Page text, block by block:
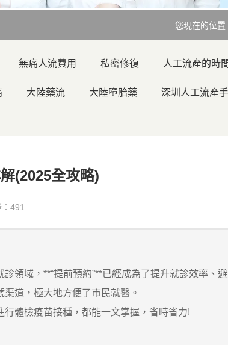
您現在的位置
無痛人流費用 私密修復 人工流產的時
大陸藥流 大陸墮胎藥 深圳人工流產
(2025全攻略)
491
域，**“提前預約”**已經成為了提升就診效率、
道，極大地方便了市民就醫。
體檢疫苗接種，都能一文掌握，省時省力!